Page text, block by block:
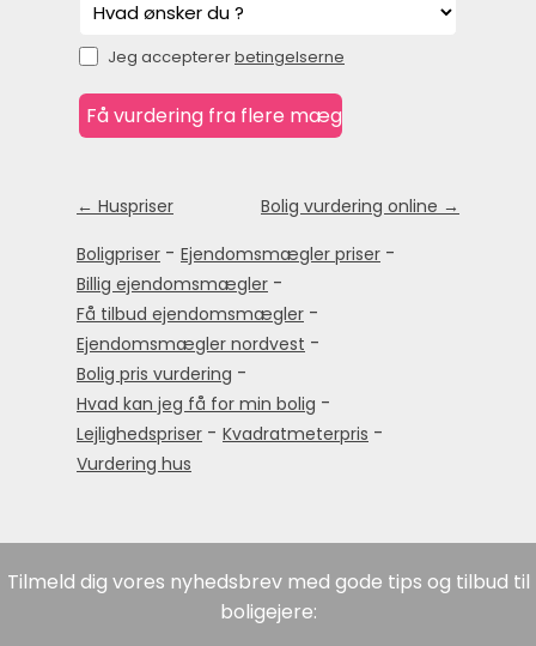
Jeg acceptererbetingelserne
← Huspriser
Bolig vurdering online →
Boligpriser - Ejendomsmægler priser -
Billig ejendomsmægler -
Få tilbud ejendomsmægler -
Ejendomsmægler nordvest -
Bolig pris vurdering -
Hvad kan jeg få for min bolig -
Lejlighedspriser - Kvadratmeterpris -
Vurdering hus
Tilmeld dig vores nyhedsbrev med gode tips og tilbud til
boligejere: